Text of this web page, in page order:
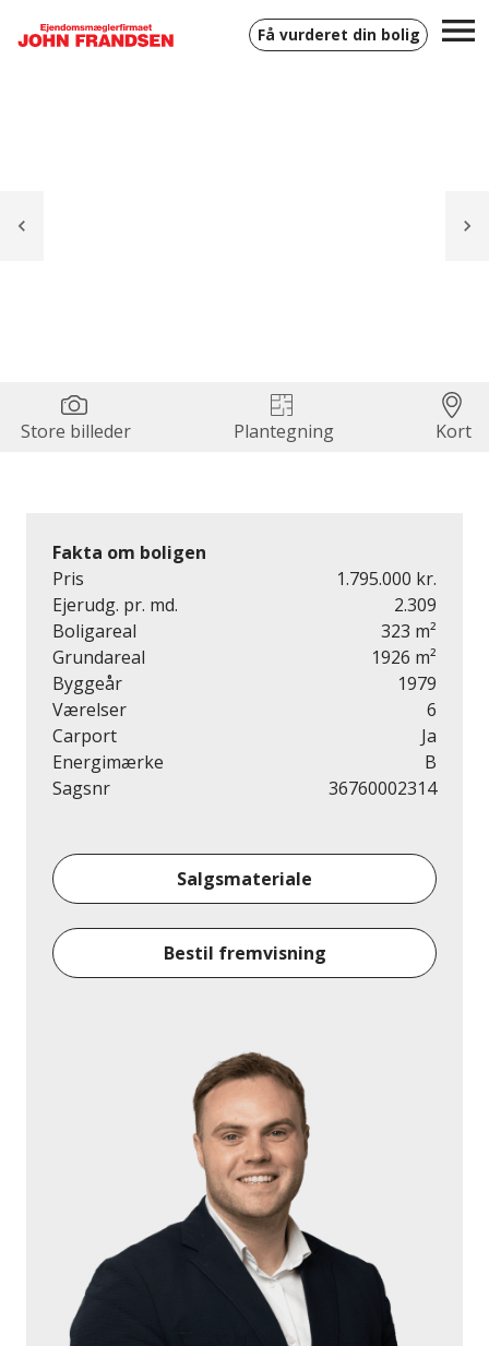
Få vurderet din bolig
Store billeder Plantegning Kort
Fakta om boligen
Pris
1.795.000 kr.
Ejerudg. pr. md.
2.309
Boligareal
323 m²
Grundareal
1926 m²
Byggeår
1979
Værelser
6
Carport
Ja
Energimærke
B
Sagsnr
36760002314
Salgsmateriale
Bestil fremvisning